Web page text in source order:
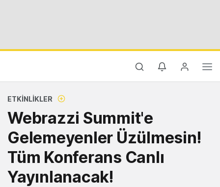
ETKINLIKLER
Webrazzi Summit'e
Gelemeyenler Üzülmesin!
Tüm Konferans Canlı
Yayınlanacak!